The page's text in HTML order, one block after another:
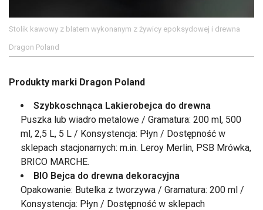
Stolik kawowy z blatem wykonanym z żywicy epoksydowej i drewna
Dragon Poland
Produkty marki Dragon Poland
Szybkoschnąca Lakierobejca do drewna
Puszka lub wiadro metalowe / Gramatura: 200 ml, 500
ml, 2,5 L, 5 L / Konsystencja: Płyn / Dostępność w
sklepach stacjonarnych: m.in. Leroy Merlin, PSB Mrówka,
BRICO MARCHE.
BIO Bejca do drewna dekoracyjna
Opakowanie: Butelka z tworzywa / Gramatura: 200 ml /
Konsystencja: Płyn / Dostępność w sklepach